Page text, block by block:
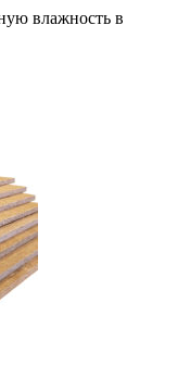
влажность в